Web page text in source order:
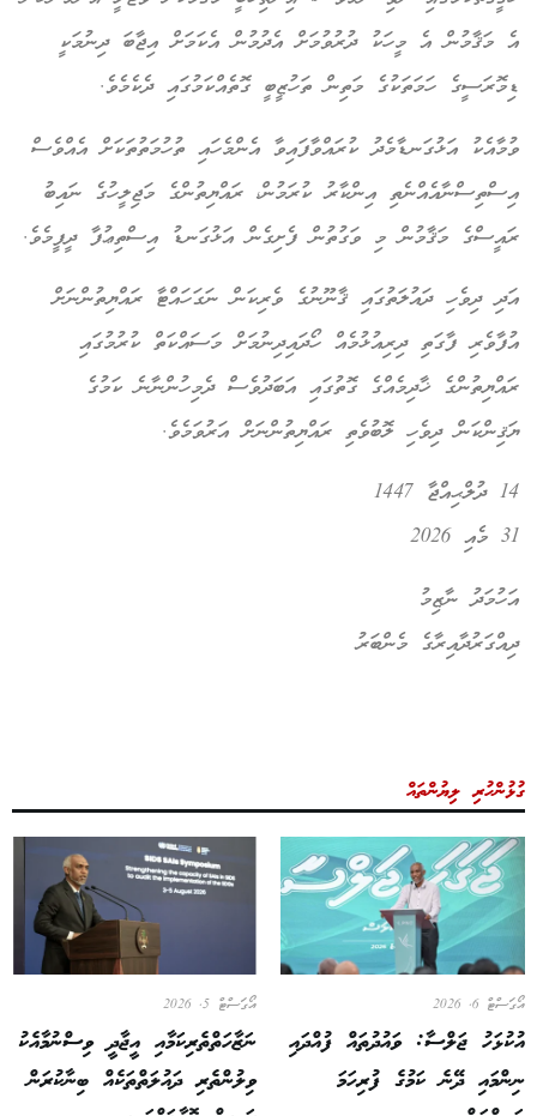
އެ މަޤާމުން އެ މީހަކު ދުރުވުމަށް އެދުމުން އެކަމަށް އިޖާބަ ދިނުމަކީ
ޑިމޮރަސީގެ ހަމަތަކުގެ މަތިން ތަހުޒީބީ ގޮތެއްކަމުގައި ދެކެމެވެ.
ވުމާއެކު އަޅުގަނޑާމެދު ކުރައްވާފައިވާ އެންމެހައި ތުހުމަތުތަކަށް އެއްވެސް
އިސްތިސްނާއެއްނެތި އިންކާރު ކުރަމުން، ރައްޔިތުންގެ މަޖިލީހުގެ ނައިބު
ރައީސްގެ މަޤާމުން މި ވަގުތުން ފެށިގެން އަޅުގަނޑު އިސްތިޢުފާ ދީފީމެވެ.
އަދި ދިވެހި ދައުލަތުގައި ޤާނޫނުގެ ވެރިކަން ނަގަހައްޓާ ރައްޔިތުންނަށް
އުފާވެރި ފާގަތި ދިރިއުޅުމެއް ހޯދައިދިނުމަށް މަސައްކަތް ކުރުމުގައި
ރައްޔިތުންގެ ޚާދިމެއްގެ ގޮތުގައި އަބަދުވެސް ދެމިހުންނާނެ ކަމުގެ
ޔަޤިންކަން ދިވެހި ލޮބުވެތި ރައްޔިތުންނަށް އަރުވަމެވެ.
14 ދުލްޙިއްޖާ 1447
31 މެއި 2026
އަހުމަދު ނާޒިމު
ދިއްގަރުދާއިރާގެ މެންބަރު
ގުޅުންހުރި ލިޔުންތައް
އޯގަސްޓް 6, 2026
އުކުޅަހު ޖަލްސާ: ވައުދުތައް ފުއްދައި
ނިންމައި ދޭނެ ކަމުގެ ފުރިހަމަ
އޯގަސްޓް 5, 2026
ނަޒާހަތްތެރިކަމާއި އީޖާދީ ވިސްނުމާއެކު
ވިލުންތެރި ދައުލަތްތަކެއް ބިނާކުރަން